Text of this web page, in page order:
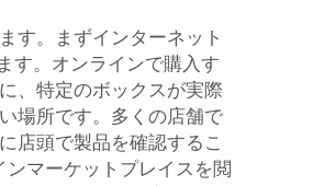
す。まずインターネット
す。オンラインで購入す
、特定のボックスが実際
場所です。多くの店舗で
店頭で製品を確認するこ
ンマーケットプレイスを閲